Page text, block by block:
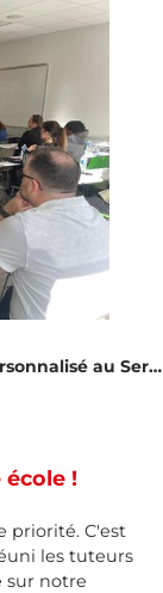
📍Réunion Tuteurs IFAG Lyon : Un Suivi Personnalisé au Service de la Réussite Étudiante
école !
priorité. C'est
les tuteurs
sur notre